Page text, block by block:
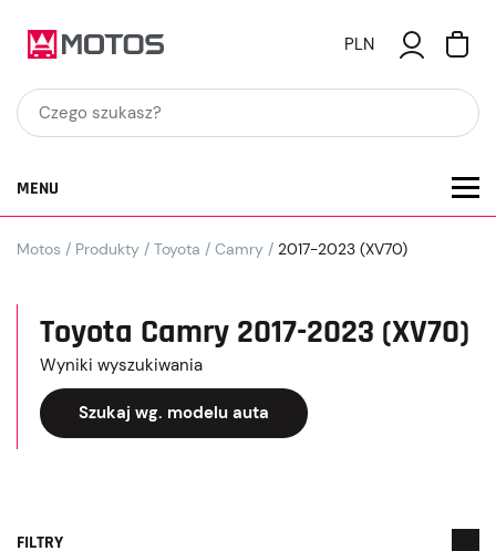
PLN
MENU
Motos / Produkty / Toyota / Camry / 2017-2023 (XV70)
Toyota Camry 2017-2023 (XV70)
Wyniki wyszukiwania
Szukaj wg. modelu auta
FILTRY